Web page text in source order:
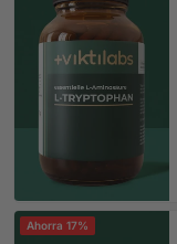
Ahorra 17%